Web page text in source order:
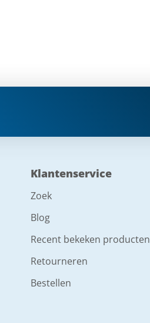
Klantenservice
Zoek
Blog
Recent bekeken producten
Retourneren
Bestellen